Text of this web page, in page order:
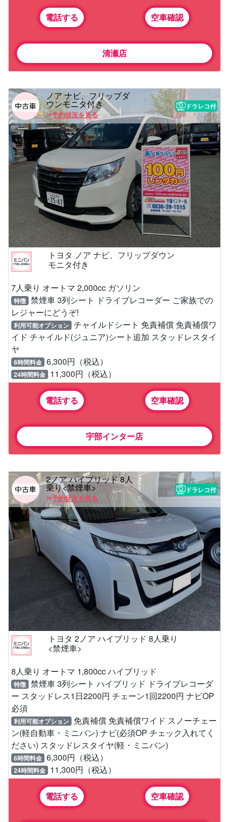
電話する 空車確認
清瀬店
ノア ナビ、フリップダ
ウンモニタ付き
予約状況を見る
ドラレコ付
トヨタ ノア ナビ、フリップダウン
モニタ付き
7人乗り オートマ 2,000cc ガソリン
特徴 禁煙車 3列シート ドライブレコーダー ご家族での
レジャーにどうぞ!
利用可能オプション チャイルドシート 免責補償 免責補償ワ
イド チャイルド(ジュニア)シート追加 スタッドレスタイ
ヤ
6時間料金 6,300円（税込）
24時間料金 11,300円（税込）
電話する 空車確認
宇部インター店
2ノア ハイブリッド 8人
乗り<禁煙車>
予約状況を見る
ドラレコ付
トヨタ 2ノア ハイブリッド 8人乗り
<禁煙車>
8人乗り オートマ 1,800cc ハイブリッド
特徴 禁煙車 3列シート ハイブリッド ドライブレコーダ
ー スタッドレス1日2200円 チェーン1回2200円 ナビOP
必須
利用可能オプション 免責補償 免責補償ワイド スノーチェー
ン(軽自動車・ミニバン) ナビ(必須OP チェック入れてく
ださい) スタッドレスタイヤ(軽・ミニバン)
6時間料金 6,300円（税込）
24時間料金 11,300円（税込）
電話する 空車確認